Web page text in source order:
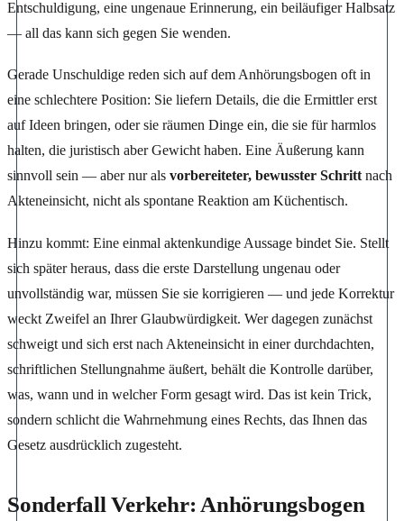
Entschuldigung, eine ungenaue Erinnerung, ein beiläufiger Halbsatz
— all das kann sich gegen Sie wenden.
Gerade Unschuldige reden sich auf dem Anhörungsbogen oft in
eine schlechtere Position: Sie liefern Details, die die Ermittler erst
auf Ideen bringen, oder sie räumen Dinge ein, die sie für harmlos
halten, die juristisch aber Gewicht haben. Eine Äußerung kann
sinnvoll sein — aber nur als vorbereiteter, bewusster Schritt nach
Akteneinsicht, nicht als spontane Reaktion am Küchentisch.
Hinzu kommt: Eine einmal aktenkundige Aussage bindet Sie. Stellt
sich später heraus, dass die erste Darstellung ungenau oder
unvollständig war, müssen Sie sie korrigieren — und jede Korrektur
weckt Zweifel an Ihrer Glaubwürdigkeit. Wer dagegen zunächst
schweigt und sich erst nach Akteneinsicht in einer durchdachten,
schriftlichen Stellungnahme äußert, behält die Kontrolle darüber,
was, wann und in welcher Form gesagt wird. Das ist kein Trick,
sondern schlicht die Wahrnehmung eines Rechts, das Ihnen das
Gesetz ausdrücklich zugesteht.
Sonderfall Verkehr: Anhörungsbogen